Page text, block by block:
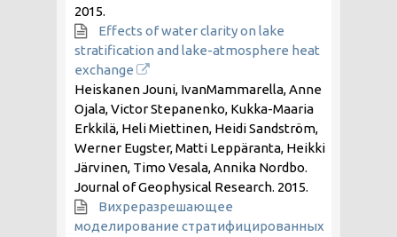
2015.
Effects of water clarity on lake
stratification and lake-atmosphere heat
exchange
Heiskanen Jouni, IvanMammarella, Anne
Ojala, Victor Stepanenko, Kukka-Maaria
Erkkilä, Heli Miettinen, Heidi Sandström,
Werner Eugster, Matti Leppäranta, Heikki
Järvinen, Timo Vesala, Annika Nordbo.
Journal of Geophysical Research. 2015.
Вихреразрешающее
моделирование стратифицированных